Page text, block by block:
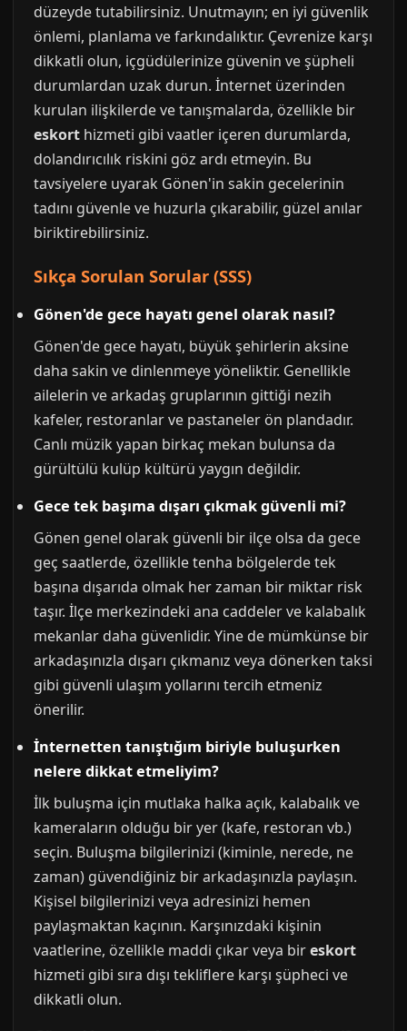
düzeyde tutabilirsiniz. Unutmayın; en iyi güvenlik
önlemi, planlama ve farkındalıktır. Çevrenize karşı
dikkatli olun, içgüdülerinize güvenin ve şüpheli
durumlardan uzak durun. İnternet üzerinden
kurulan ilişkilerde ve tanışmalarda, özellikle bir
eskort hizmeti gibi vaatler içeren durumlarda,
dolandırıcılık riskini göz ardı etmeyin. Bu
tavsiyelere uyarak Gönen'in sakin gecelerinin
tadını güvenle ve huzurla çıkarabilir, güzel anılar
biriktirebilirsiniz.
Sıkça Sorulan Sorular (SSS)
Gönen'de gece hayatı genel olarak nasıl?
Gönen'de gece hayatı, büyük şehirlerin aksine
daha sakin ve dinlenmeye yöneliktir. Genellikle
ailelerin ve arkadaş gruplarının gittiği nezih
kafeler, restoranlar ve pastaneler ön plandadır.
Canlı müzik yapan birkaç mekan bulunsa da
gürültülü kulüp kültürü yaygın değildir.
Gece tek başıma dışarı çıkmak güvenli mi?
Gönen genel olarak güvenli bir ilçe olsa da gece
geç saatlerde, özellikle tenha bölgelerde tek
başına dışarıda olmak her zaman bir miktar risk
taşır. İlçe merkezindeki ana caddeler ve kalabalık
mekanlar daha güvenlidir. Yine de mümkünse bir
arkadaşınızla dışarı çıkmanız veya dönerken taksi
gibi güvenli ulaşım yollarını tercih etmeniz
önerilir.
İnternetten tanıştığım biriyle buluşurken
nelere dikkat etmeliyim?
İlk buluşma için mutlaka halka açık, kalabalık ve
kameraların olduğu bir yer (kafe, restoran vb.)
seçin. Buluşma bilgilerinizi (kiminle, nerede, ne
zaman) güvendiğiniz bir arkadaşınızla paylaşın.
Kişisel bilgilerinizi veya adresinizi hemen
paylaşmaktan kaçının. Karşınızdaki kişinin
vaatlerine, özellikle maddi çıkar veya bireskort
hizmeti gibi sıra dışı tekliflere karşı şüpheci ve
dikkatli olun.